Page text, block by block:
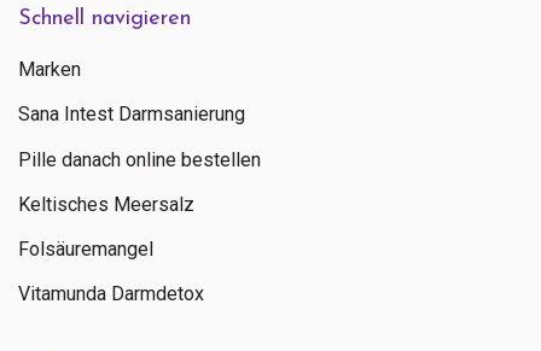
Schnell navigieren
Marken
Sana Intest Darmsanierung
Pille danach online bestellen
Keltisches Meersalz
Folsäuremangel
Vitamunda Darmdetox